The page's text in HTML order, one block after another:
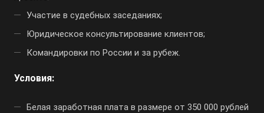
Участие в судебных заседаниях;
Юридическое консультирование клиентов;
Командировки по России и за рубеж.
Условия:
Белая заработная плата в размере от 350 000 рублей